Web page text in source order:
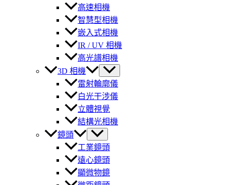
高速相機
智慧型相機
嵌入式相機
IR / UV 相機
高光譜相機
3D 相機
雷射輪廓儀
白光干涉儀
立體視覺
結構光相機
鏡頭
工業鏡頭
遠心鏡頭
顯微物鏡